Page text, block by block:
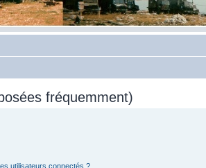
fréquemment)
utilisateurs connectés ?